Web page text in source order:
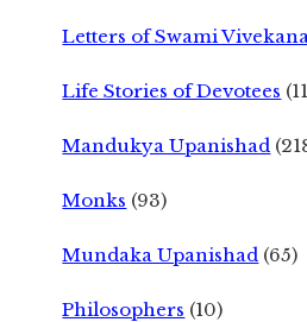
Letters of Swami
Life Stories of Devotees
Mandukya Upanishad
Monks (93)
Mundaka Upanishad (65)
Philosophers (10)